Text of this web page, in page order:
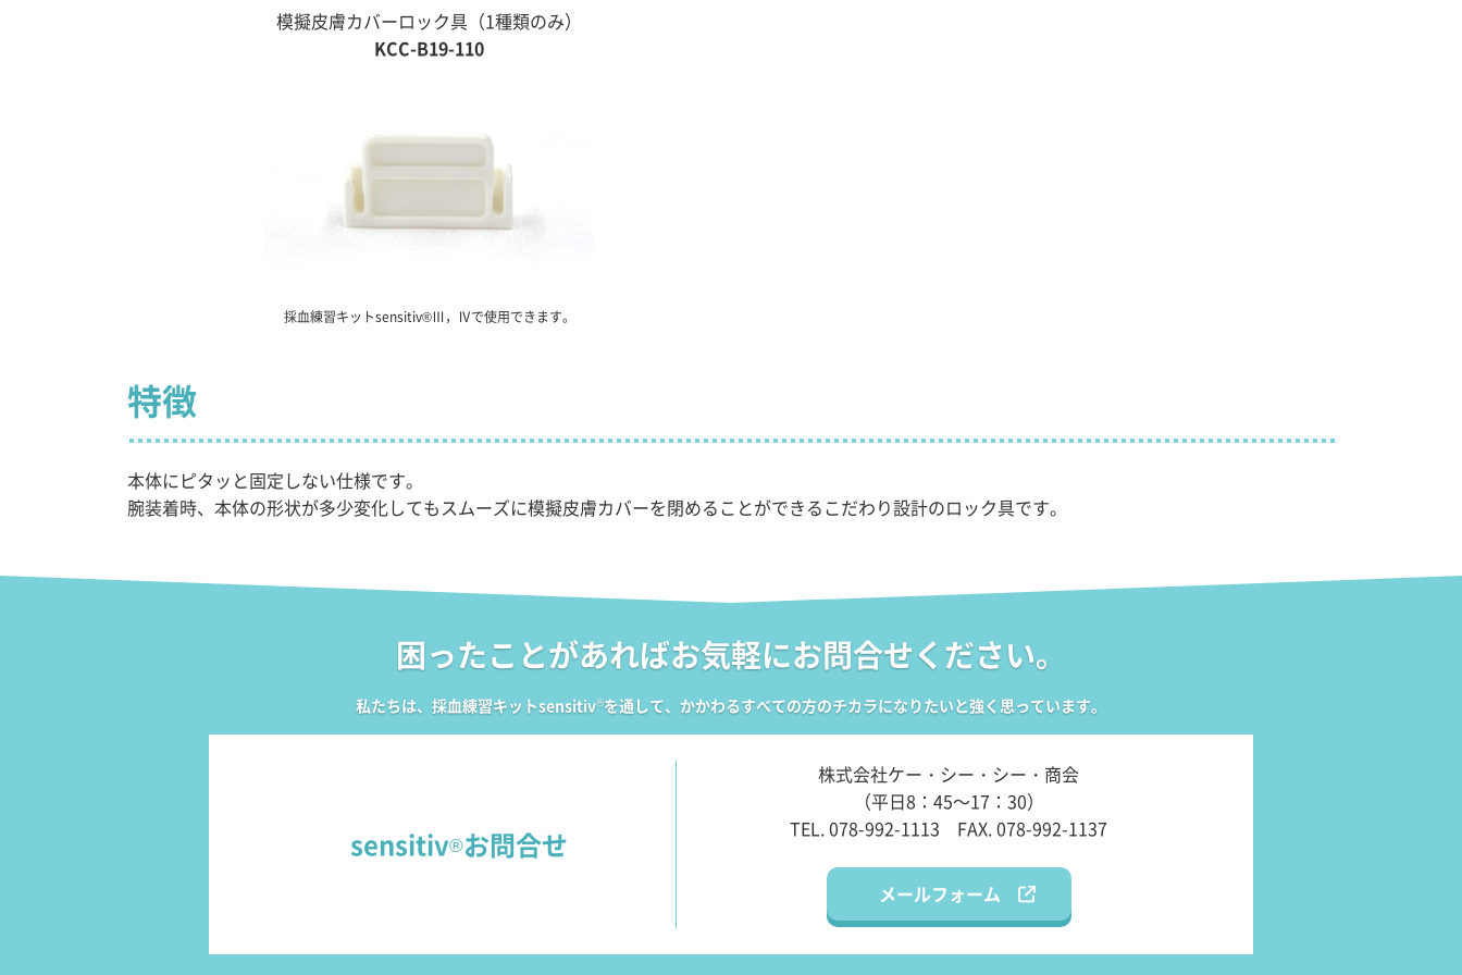
模擬皮膚カバーロック具（1種類のみ）
KCC-B19-110
採血練習キットsensitiv®Ⅲ，Ⅳで使用できます。
特徴
本体にピタッと固定しない仕様です。
腕装着時、本体の形状が多少変化してもスムーズに模擬皮膚カバーを閉めることができるこだわり設計のロック具です。
困ったことがあればお気軽にお問合せください。
私たちは、採血練習キットsensitiv®を通して、かかわるすべての方のチカラになりたいと強く思っています。
sensitiv®お問合せ
株式会社ケー・シー・シー・商会
（平日8：45～17：30）
TEL. 078-992-1113
FAX. 078-992-1137
メールフォーム